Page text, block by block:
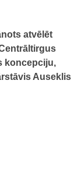
atvēlēt
koncepciju,
Auseklis